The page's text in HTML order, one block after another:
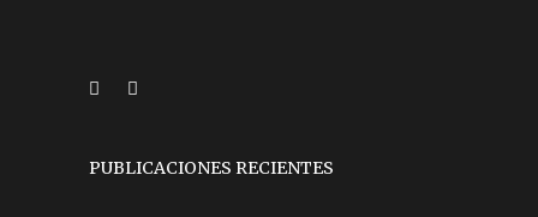
PUBLICACIONES RECIENTES